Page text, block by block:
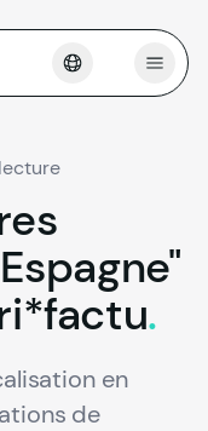
Espagne"
.
en
de